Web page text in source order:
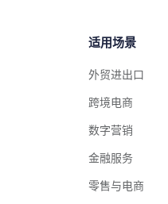
适用场景
外贸进出口
跨境电商
数字营销
金融服务
零售与电商